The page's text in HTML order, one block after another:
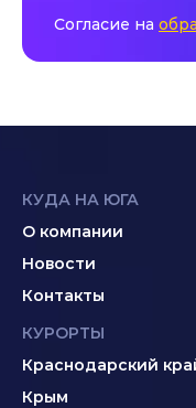
Согласие на
КУДА НА ЮГА
О компании
Новости
Контакты
КУРОРТЫ
Краснодарский
Крым